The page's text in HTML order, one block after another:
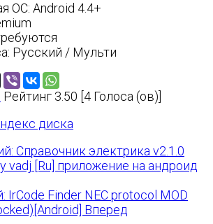
ОС: Android 4.4+
Русский / Мульти
Рейтинг 3.50 [4 Голоса (ов)]
диска
Справочник электрика v2.1.0
vadj [Ru] приложение на андроид
Finder NEC protocol MOD
Вперед